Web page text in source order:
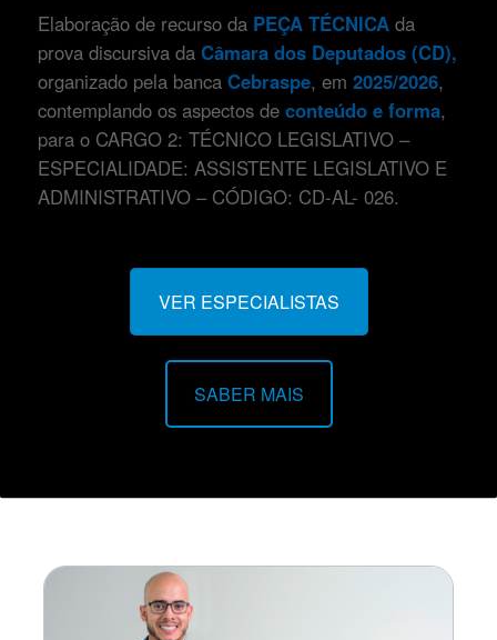
Elaboração de recurso da PEÇA TÉCNICAda
prova discursiva da Câmara dos Deputados (CD),
organizado pela banca Cebraspe, em 2025/2026,
contemplando os aspectos de conteúdo e forma,
para o CARGO 2: TÉCNICO LEGISLATIVO –
ESPECIALIDADE: ASSISTENTE LEGISLATIVO E
ADMINISTRATIVO – CÓDIGO: CD-AL- 026.
VER ESPECIALISTAS
SABER MAIS